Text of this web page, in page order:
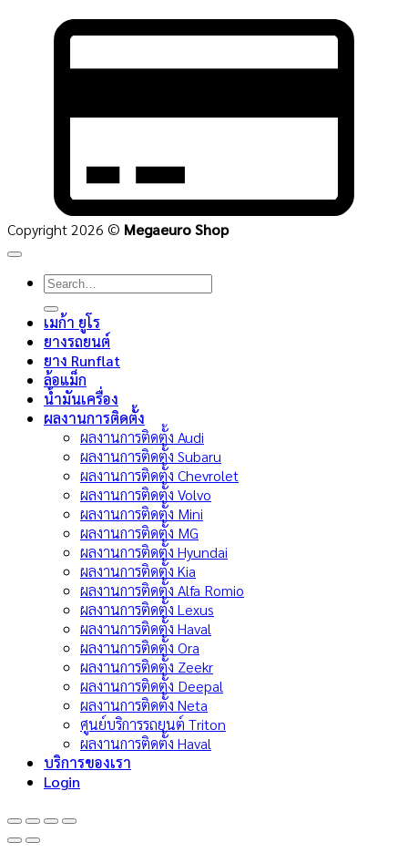
Copyright 2026 © Megaeuro Shop
Search
เมก้า ยูโร
ยางรถยนต์
ยาง Runflat
ล้อแม็ก
น้ำมันเครื่อง
ผลงานการติดตั้ง
ผลงานการติดตั้ง Audi
ผลงานการติดตั้ง Subaru
ผลงานการติดตั้ง Chevrolet
ผลงานการติดตั้ง Volvo
ผลงานการติดตั้ง Mini
ผลงานการติดตั้ง MG
ผลงานการติดตั้ง Hyundai
ผลงานการติดตั้ง Kia
ผลงานการติดตั้ง Alfa Romio
ผลงานการติดตั้ง Lexus
ผลงานการติดตั้ง Haval
ผลงานการติดตั้ง Ora
ผลงานการติดตั้ง Zeekr
ผลงานการติดตั้ง Deepal
ผลงานการติดตั้ง Neta
ศูนย์บริการรถยนต์ Triton
ผลงานการติดตั้ง Haval
บริการของเรา
Login